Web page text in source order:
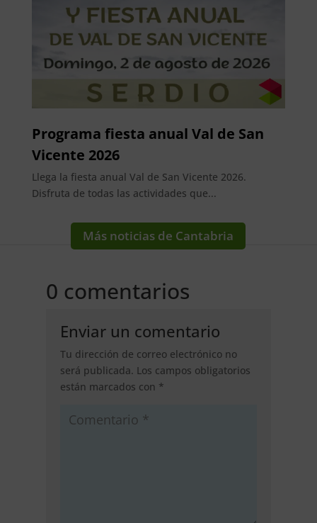
Programa fiesta anual Val de San
Vicente 2026
Llega la fiesta anual Val de San Vicente 2026.
Disfruta de todas las actividades que...
Más noticias de Cantabria
0 comentarios
Enviar un comentario
Tu dirección de correo electrónico no
será publicada. Los campos obligatorios
están marcados con *